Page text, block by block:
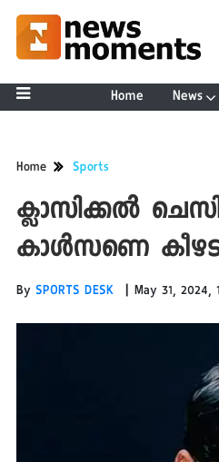
Home News
Home Sports
ക്ലാസിക്കൽ
കാൾസണെ
By SPORTS DESK | May 31, 2024,